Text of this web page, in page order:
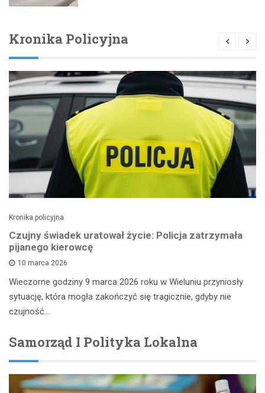
Kronika Policyjna
Kronika policyjna
Czujny świadek uratował życie: Policja zatrzymała
pijanego kierowcę
10 marca 2026
Wieczorne godziny 9 marca 2026 roku w Wieluniu przyniosły
sytuację, która mogła zakończyć się tragicznie, gdyby nie
czujność…
Samorząd I Polityka Lokalna